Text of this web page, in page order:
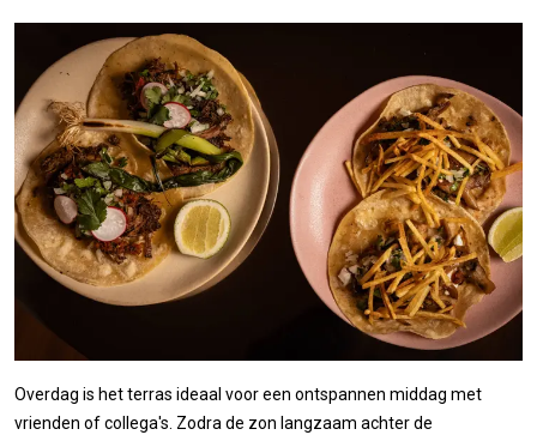
Overdag is het terras ideaal voor een ontspannen middag met
vrienden of collega's. Zodra de zon langzaam achter de